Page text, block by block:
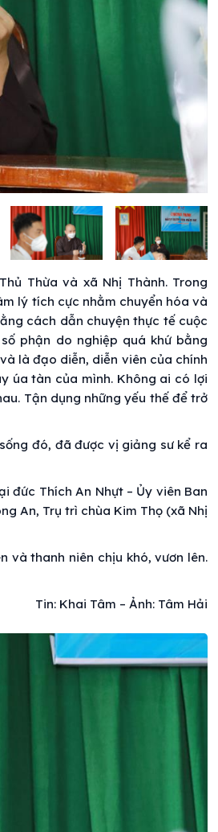
Thừa và xã Nhị Thành. Trong
lý tích cực nhằm chuyển hóa và
cách dẫn chuyện thực tế cuộc
phận do nghiệp quá khứ bằng
là đạo diễn, diễn viên của chính
úa tàn của mình. Không ai có lợi
Tận dụng những yếu thế để trở
đó, đã được vị giảng sư kể ra
đức Thích An Nhựt – Ủy viên Ban
An, Trụ trì chùa Kim Thọ (xã Nhị
và thanh niên chịu khó, vươn lên.
Tin: Khai Tâm – Ảnh: Tâm Hải